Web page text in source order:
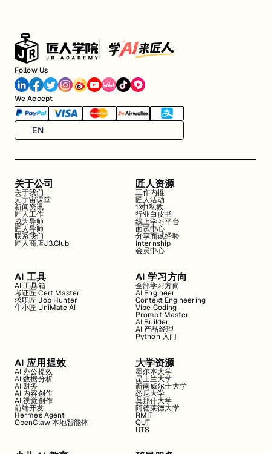
Follow Us
We Accept
EN
关于公司
关于我们
元宇宙课堂
新闻资讯
匠人工作
成为导师
匠人导师
联系我们
匠人商店J3.Club
匠人资源
工作内推
匠人活动
1对1私教
行业白皮书
线上学习平台
面试中心
分享面试经验
Internship
会员中心
AI 工具
AI 工具箱
考证匠 Cert Master
求职匠 Job Hunter
牛小匠 UniMate AI
AI 学习方向
全部学习方向
AI Engineer
Context Engineering
Vibe Coding
Prompt Master
AI Builder
AI 产品经理
Python 入门
AI 应用提效
AI 办公提效
AI 数据分析
AI 财务
AI 内容创作
AI 视觉创作
前端开发
Hermes Agent
OpenClaw 本地智能体
大学资源
墨尔本大学
昆士兰大学
新南威尔士大学
悉尼大学
莫那什大学
阿德莱德大学
RMIT
QUT
UTS